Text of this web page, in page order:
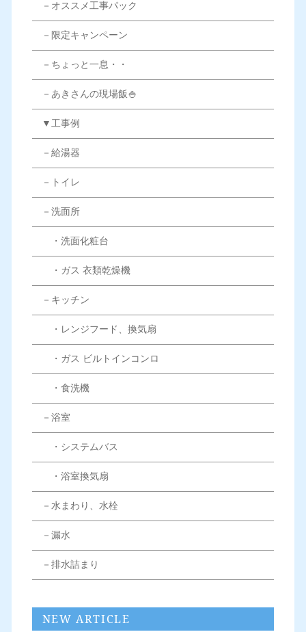
－オススメ工事パック
－限定キャンペーン
－ちょっと一息・・
－あきさんの現場飯🍚
▼工事例
－給湯器
－トイレ
－洗面所
・洗面化粧台
・ガス 衣類乾燥機
－キッチン
・レンジフード、換気扇
・ガス ビルトインコンロ
・食洗機
－浴室
・システムバス
・浴室換気扇
－水まわり、水栓
－漏水
－排水詰まり
NEW ARTICLE